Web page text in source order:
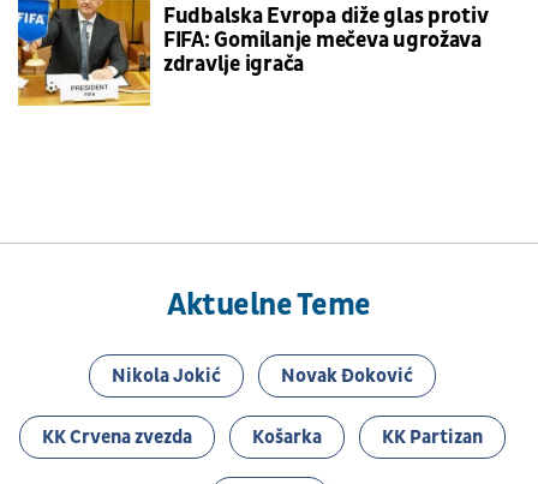
Fudbalska Evropa diže glas protiv
FIFA: Gomilanje mečeva ugrožava
zdravlje igrača
Aktuelne Teme
Nikola Jokić Novak Đoković
KK Crvena zvezda Košarka KK Partizan